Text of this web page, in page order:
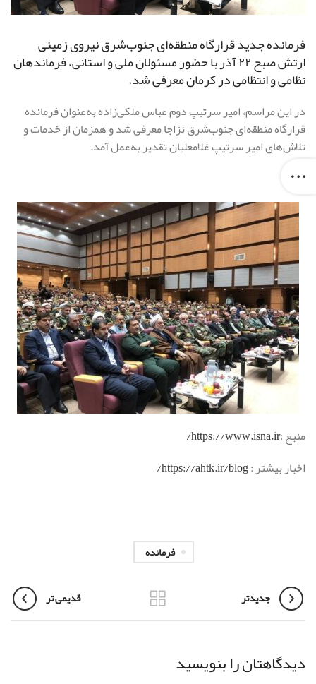
فرمانده جدید قرارگاه منطقه‌ای جنوب‌شرق نیروی زمینی
ارتش صبح ۲۲ آذر با حضور مسئولان ملی و استانی، فرماندهان
نظامی و انتظامی در کرمان معرفی شد.
‌در این مراسم، امیر سرتیپ دوم عباس ملکی‌زاده به‌عنوان فرمانده
قرارگاه منطقه‌ای جنوب‌شرق نزاجا معرفی شد و همزمان از خدمات و
تلاش‌های امیر سرتیپ غلامعلیان تقدیر به‌عمل آمد.
منبع :https://www.isna.ir/
اخبار بیشتر :
فرمانده
جدیدتر قدیمی تر
دیدگاهتان را بنویسید